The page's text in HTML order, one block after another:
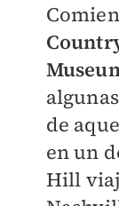
de
en un
Hill